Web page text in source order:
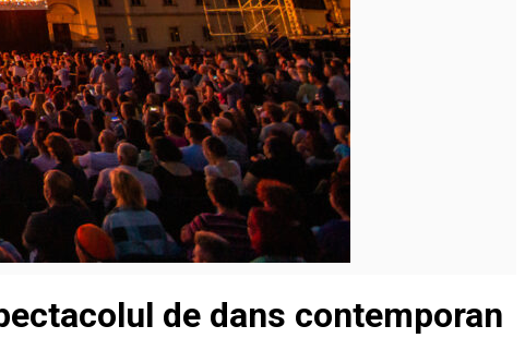
de dans contemporan